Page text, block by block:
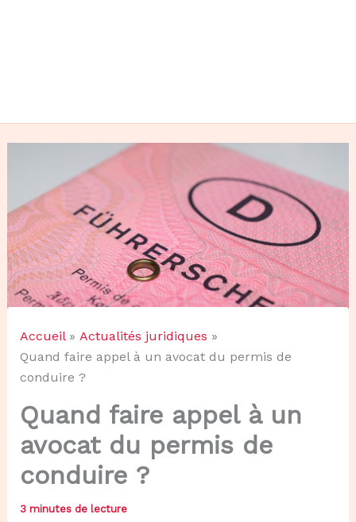
Accueil
Actualités juridiques
Quand faire appel à un avocat du permis de
conduire ?
Quand faire appel à un
avocat du permis de
conduire ?
3 minutes de lecture